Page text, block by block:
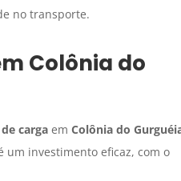
no transporte.
Colônia do
cargaem Colônia do
um investimento eficaz, com o